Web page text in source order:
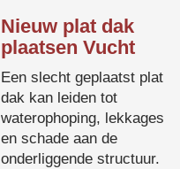
Nieuw plat dak
plaatsen Vucht
Een slecht geplaatst plat
dak kan leiden tot
waterophoping, lekkages
en schade aan de
onderliggende structuur.